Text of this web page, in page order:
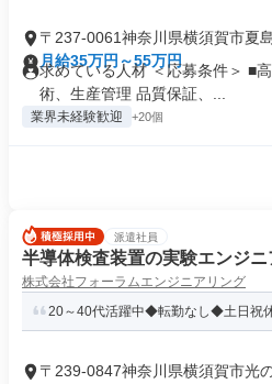
〒237-0061神奈川県横須賀市夏
月給35万円～55万円
求めている人材 ＜応募条件＞ ■
術、生産管理 品質保証、...
業界未経験歓迎 +20個
派遣社員
半導体検査装置の実験エンジニ
株式会社フォーラムエンジニアリング
20～40代活躍中◆転勤なし◆土日祝
〒239-0847神奈川県横須賀市光